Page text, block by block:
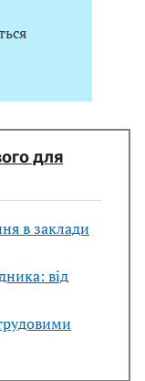
для
в заклади
від